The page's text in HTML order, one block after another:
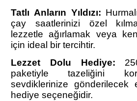
Tatlı Anların Yıldızı:
çay saatlerinizi özel
lezzetle ağırlamak veya
için ideal bir tercihtir.
Lezzet Dolu Hediye:
paketiyle tazeliğini
sevdiklerinize gönderilecek
hediye seçeneğidir.